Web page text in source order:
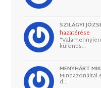
SZILÁGYI
hazatérése
különbs…
MENYHÁRT
d…